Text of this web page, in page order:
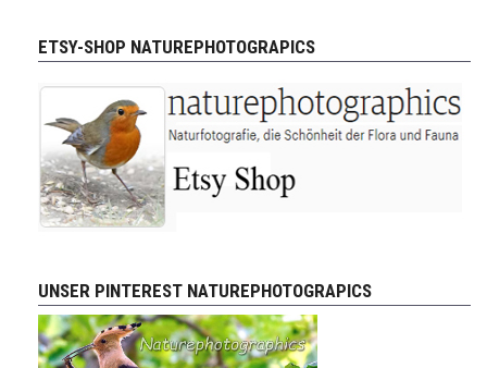
ETSY-SHOP NATUREPHOTOGRAPICS
UNSER PINTEREST NATUREPHOTOGRAPICS